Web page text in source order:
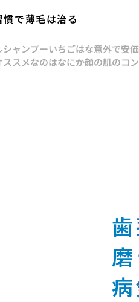
で薄毛は治る
ャンプーいちごはな意外で安
スメなのはなにか顔の肌のコ